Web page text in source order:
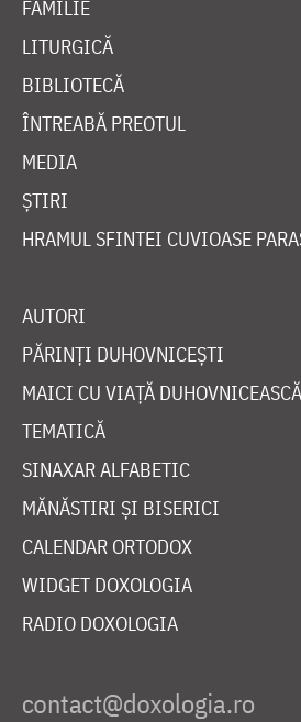
FAMILIE
LITURGICĂ
BIBLIOTECĂ
ÎNTREABĂ PREOTUL
MEDIA
ȘTIRI
HRAMUL SFINTEI CUVIOASE
AUTORI
PĂRINȚI DUHOVNICEȘTI
MAICI CU VIAȚĂ DUHOVNICEASCĂ
TEMATICĂ
SINAXAR ALFABETIC
MĂNĂSTIRI ȘI BISERICI
CALENDAR ORTODOX
WIDGET DOXOLOGIA
RADIO DOXOLOGIA